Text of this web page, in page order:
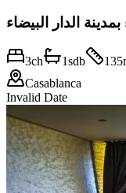
الدار البيضاء
3ch 1sdb 135
Casablanca
Invalid Date